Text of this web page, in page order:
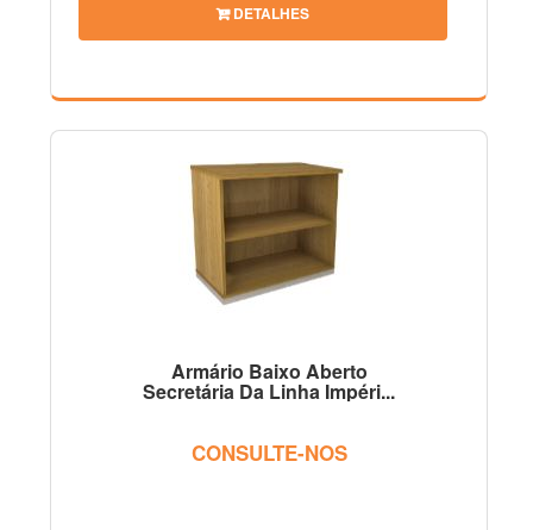
DETALHES
Armário Baixo Aberto
Secretária Da Linha Impéri...
CONSULTE-NOS